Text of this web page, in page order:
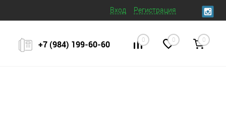
Вход Регистрация
+7 (984) 199‒60‒60 0 0 0